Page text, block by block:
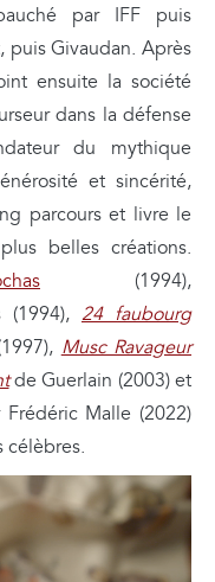
par IFF puis
puis Givaudan. Après
ensuite la société
dans la défense
du mythique
et sincérité,
parcours et livre le
belles créations.
(1994),
24 faubourg
Musc Ravageur
de Guerlain (2003) et
Malle (2022)
célèbres.